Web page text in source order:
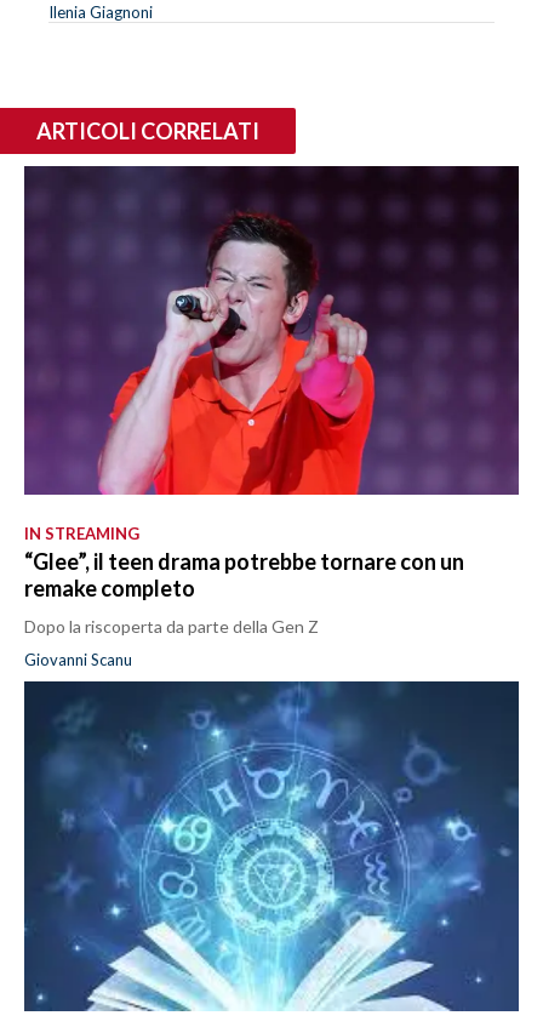
Ilenia Giagnoni
ARTICOLI CORRELATI
IN STREAMING
“Glee”, il teen drama potrebbe tornare con un
remake completo
Dopo la riscoperta da parte della Gen Z
Giovanni Scanu